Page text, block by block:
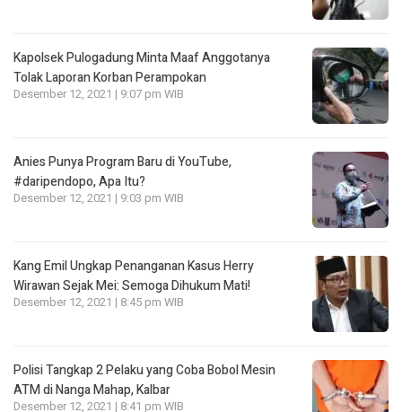
Kapolsek Pulogadung Minta Maaf Anggotanya
Tolak Laporan Korban Perampokan
Desember 12, 2021 | 9:07 pm WIB
Anies Punya Program Baru di YouTube,
#daripendopo, Apa Itu?
Desember 12, 2021 | 9:03 pm WIB
Kang Emil Ungkap Penanganan Kasus Herry
Wirawan Sejak Mei: Semoga Dihukum Mati!
Desember 12, 2021 | 8:45 pm WIB
Polisi Tangkap 2 Pelaku yang Coba Bobol Mesin
ATM di Nanga Mahap, Kalbar
Desember 12, 2021 | 8:41 pm WIB